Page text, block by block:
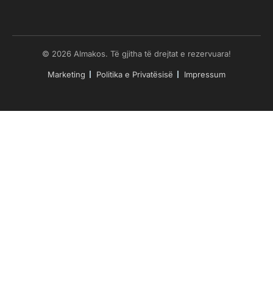
© 2026 Almakos. Të gjitha të drejtat e rezervuara!
Marketing Politika e Privatësisë Impressum